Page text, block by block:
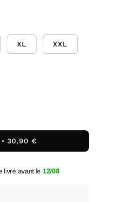
XL XXL
30,90 €
avant le 12/08